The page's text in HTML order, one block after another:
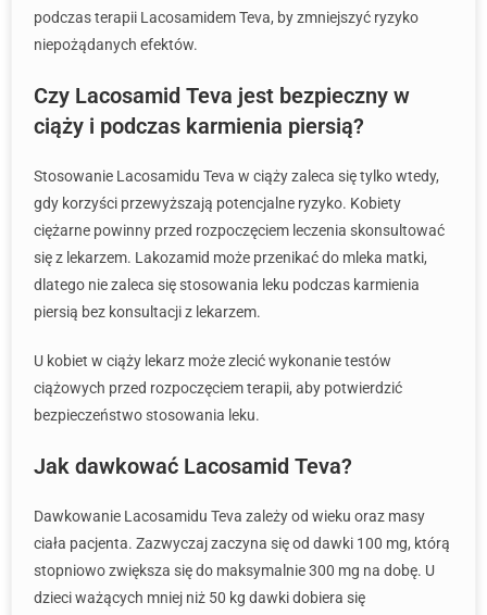
podczas terapii Lacosamidem Teva, by zmniejszyć ryzyko
niepożądanych efektów.
Czy Lacosamid Teva jest bezpieczny w
ciąży i podczas karmienia piersią?
Stosowanie Lacosamidu Teva w ciąży zaleca się tylko wtedy,
gdy korzyści przewyższają potencjalne ryzyko. Kobiety
ciężarne powinny przed rozpoczęciem leczenia skonsultować
się z lekarzem. Lakozamid może przenikać do mleka matki,
dlatego nie zaleca się stosowania leku podczas karmienia
piersią bez konsultacji z lekarzem.
U kobiet w ciąży lekarz może zlecić wykonanie testów
ciążowych przed rozpoczęciem terapii, aby potwierdzić
bezpieczeństwo stosowania leku.
Jak dawkować Lacosamid Teva?
Dawkowanie Lacosamidu Teva zależy od wieku oraz masy
ciała pacjenta. Zazwyczaj zaczyna się od dawki 100 mg, którą
stopniowo zwiększa się do maksymalnie 300 mg na dobę. U
dzieci ważących mniej niż 50 kg dawki dobiera się